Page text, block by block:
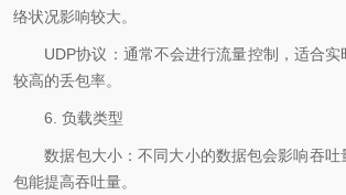
络状况影响较大。
UDP协议：通常不会进行流量控制，适合实
较高的丢包率。
6. 负载类型
数据包大小：不同大小的数据包会影响吞吐
包能提高吞吐量。